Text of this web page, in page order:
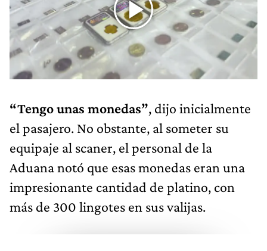
“Tengo unas monedas”, dijo inicialmente
el pasajero. No obstante, al someter su
equipaje al scaner, el personal de la
Aduana notó que esas monedas eran una
impresionante cantidad de platino, con
más de 300 lingotes en sus valijas.